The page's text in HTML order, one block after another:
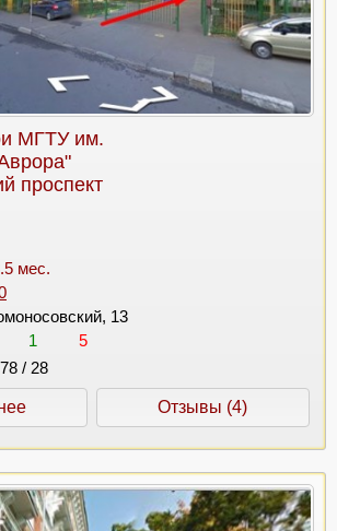
МГТУ им.
проспект
мес.
13
1
5
/ 28
Отзывы (4)